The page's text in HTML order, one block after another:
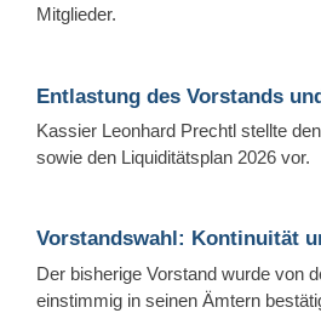
Mitglieder.
Entlastung des Vorstands
Kassier Leonhard Prechtl stellte
sowie den Liquiditätsplan 2026 vor.
Vorstandswahl: Kontinuität
Der bisherige Vorstand wurde von
einstimmig in seinen Ämtern